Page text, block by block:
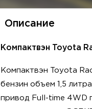
Описание
Компактвэн Toyota
Компактвэн Toyota
бензин объем 1,5
привод Full-time 4WD